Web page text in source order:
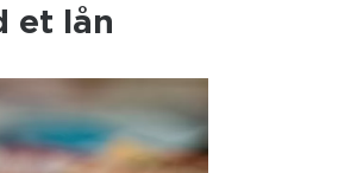
et lån